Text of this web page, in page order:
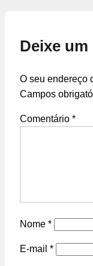
Deixe
O seu endereço
Campos
Comentário *
Nome *
E-mail *